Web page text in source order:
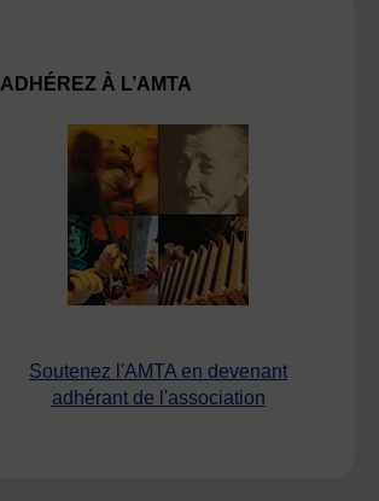
ADHÉREZ À L’AMTA
Soutenez l'AMTA en devenant
adhérant de l'association